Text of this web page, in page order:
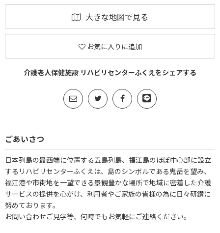
大きな地図で見る
お気に入りに追加
介護老人保健施設 リハビリセンターふくえをシェアする
ごあいさつ
日本列島の最西端に位置する五島列島、福江島のほぼ中心部に設立
するリハビリセンターふくえは、島のシンボルである鬼岳を望み、
福江港や市街地を一望できる景観豊かな場所で地域に密着した介護
サービスの提供を心がけ、利用者やご家族の皆様の為に日々研鑽に
努めております。
お問い合わせご見学等、何時でもお気軽にご連絡ください。